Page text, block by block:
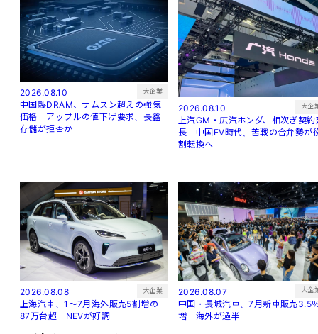
2026.08.10 大企業
中国製DRAM、サムスン超えの強気
価格 アップルの値下げ要求、長鑫
存儲が拒否か
2026.08.10 大企
上汽GM・広汽ホンダ、相次ぎ契約
長 中国EV時代、苦戦の合弁勢が
割転換へ
2026.08.08 大企業
上海汽車、1～7月海外販売5割増の
87万台超 NEVが好調
2026.08.07 大企
中国・長城汽車、7月新車販売3.5
増 海外が過半